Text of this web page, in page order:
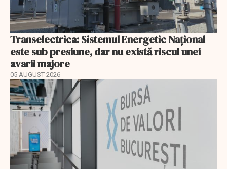
Transelectrica: Sistemul Energetic Național
este sub presiune, dar nu există riscul unei
avarii majore
05 AUGUST 2026